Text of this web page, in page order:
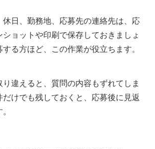
休日、勤務地、応募先の連絡先は、応
ョットや印刷で保存しておきましょ
る方ほど、この作業が役立ちます。
違えると、質問の内容もずれてしま
だけでも残しておくと、応募後に見返